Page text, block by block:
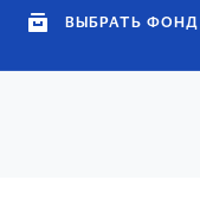
ВЫБРАТЬ ФОНД